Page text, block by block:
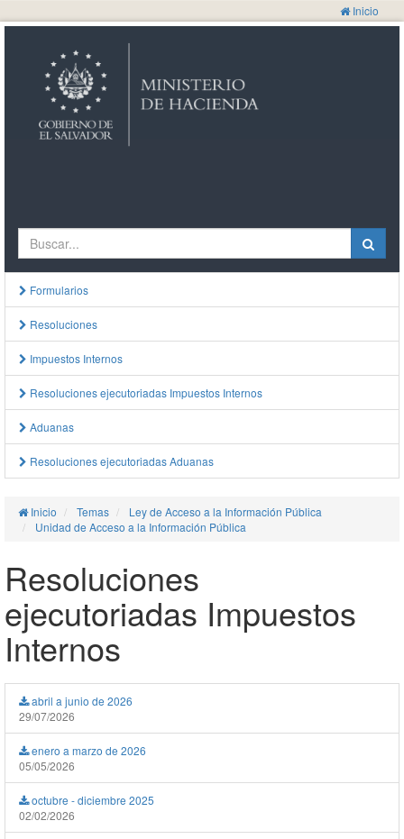
Inicio
Formularios
Resoluciones
Impuestos Internos
Resoluciones ejecutoriadas Impuestos Internos
Aduanas
Resoluciones ejecutoriadas Aduanas
Inicio Temas
Ley de Acceso a la Información Pública
Unidad de Acceso a la Información Pública
Resoluciones
ejecutoriadas Impuestos
Internos
abril a junio de 2026
29/07/2026
enero a marzo de 2026
05/05/2026
octubre - diciembre 2025
02/02/2026